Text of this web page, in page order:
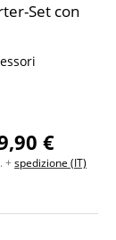
Set con
e diapason
€
+spedizione (IT)